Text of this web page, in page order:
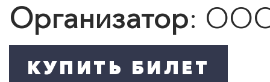
Организатор: